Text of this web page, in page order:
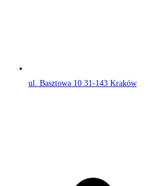
ul. Basztowa 10 31-143 Kraków